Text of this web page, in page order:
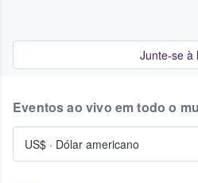
Junte-se à
Eventos ao vivo em todo o
US$ · Dólar americano